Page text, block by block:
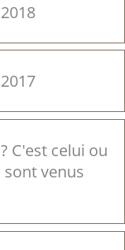
C'est celui ou
sont venus